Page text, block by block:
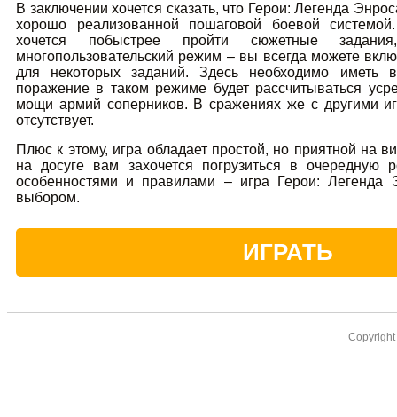
В заключении хочется сказать, что Герои: Легенда
хорошо реализованной пошаговой боевой
хочется побыстрее пройти сюжетные
многопользовательский режим – вы всегда можете
для некоторых заданий. Здесь необходимо иметь
поражение в таком режиме будет рассчитываться
мощи армий соперников. В сражениях же с другими
отсутствует.
Плюс к этому, игра обладает простой, но приятной на
на досуге вам захочется погрузиться в очередную
особенностями и правилами – игра Герои: Легенда
выбором.
ИГРАТЬ